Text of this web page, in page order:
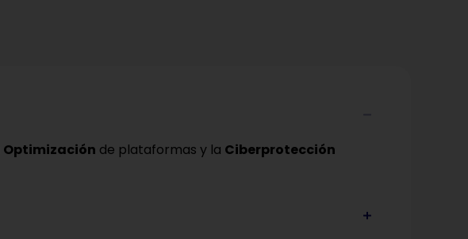
Optimización de plataformas y la Ciberprotección